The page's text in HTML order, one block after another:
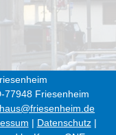
Friesenheim
| Datenschutz|